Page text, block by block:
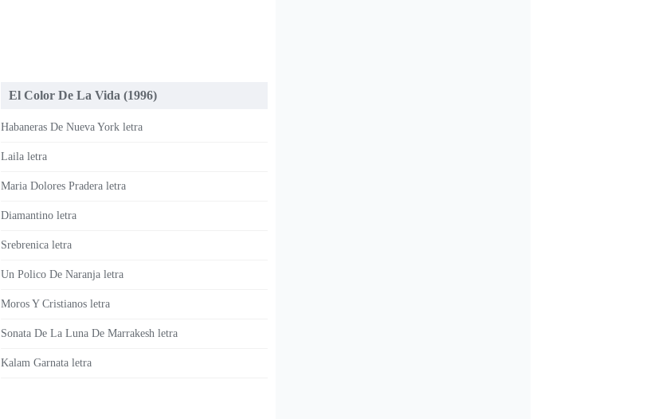
El Color De La Vida (1996)
Habaneras De Nueva York letra
Laila letra
Maria Dolores Pradera letra
Diamantino letra
Srebrenica letra
Un Polico De Naranja letra
Moros Y Cristianos letra
Sonata De La Luna De Marrakesh letra
Kalam Garnata letra